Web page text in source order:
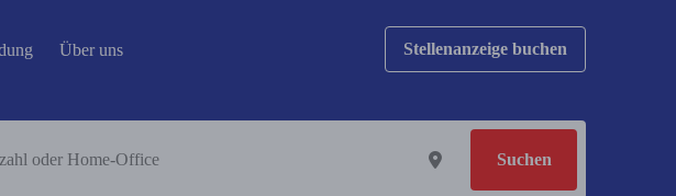
Über uns Stellenanzeige buchen
Suchen